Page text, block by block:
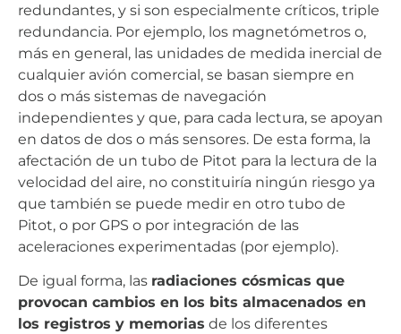
redundantes, y si son especialmente críticos, triple
redundancia. Por ejemplo, los magnetómetros o,
más en general, las unidades de medida inercial de
cualquier avión comercial, se basan siempre en
dos o más sistemas de navegación
independientes y que, para cada lectura, se apoyan
en datos de dos o más sensores. De esta forma, la
afectación de un tubo de Pitot para la lectura de la
velocidad del aire, no constituiría ningún riesgo ya
que también se puede medir en otro tubo de
Pitot, o por GPS o por integración de las
aceleraciones experimentadas (por ejemplo).
De igual forma, las radiaciones cósmicas que
provocan cambios en los bits almacenados en
los registros y memorias de los diferentes